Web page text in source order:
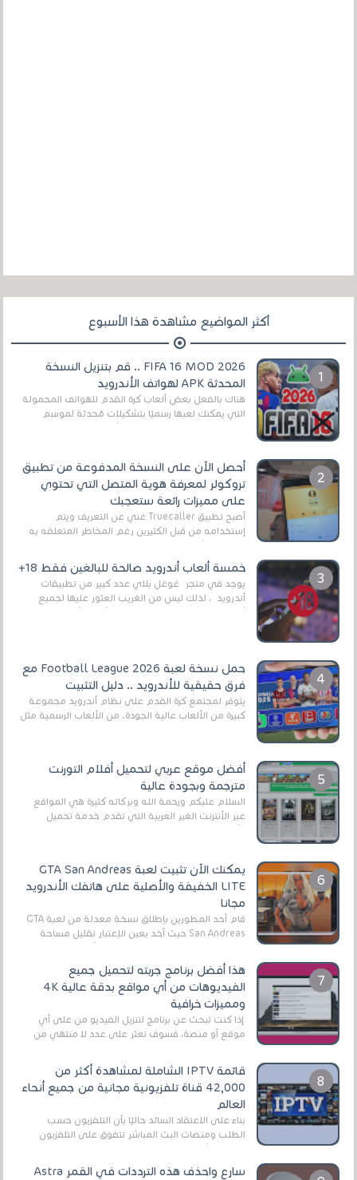
أكثر المواضيع مشاهدة هذا الأسبوع
FIFA 16 MOD 2026 .. قم بتنزيل النسخة
المحدثة APK لهواتف الأندرويد
هناك بالفعل بعض ألعاب كرة القدم للهواتف المحمولة
التي يمكنك لعبها رسميًا بتشكيلات مُحدثة لموسم
أحصل الآن على النسخة المدفوعة من تطبيق
تروكولر لمعرفة هوية المتصل التي تحتوي
على مميزات رائعة ستعجبك
أصبح تطبيق Truecaller غني عن التعريف ويتم
إستخدامه من قبل الكثيرين رغم المخاطر المتعلقه به
خمسة ألعاب أندرويد صالحة للبالغين فقط 18+
يوجد في متجر غوغل بلاي عدد كبير من تطبيقات
أندرويد ، لذلك ليس من الغريب العثور عليها لجميع
حمل نسخة لعبة Football League 2026 مع
فرق حقيقية للأندرويد .. دليل التثبيت
يتوفر لمجتمع كرة القدم على نظام أندرويد مجموعة
كبيرة من الألعاب عالية الجودة. من الألعاب الرسمية مثل
أفضل موقع عربي لتحميل أفلام التورنت
مترجمة وبجودة عالية
السلام عليكم ورحمة الله وبركاته كثيرة هي المواقع
عبر الأنترنت الغير العربية التي تقدم خدمة تحميل
يمكنك الآن تثبيت لعبة GTA San Andreas
LITE الخفيفة والأصلية على هاتفك الأندرويد
مجانا
قام أحد المطورين بإطلاق نسخة معدلة من لعبة GTA
San Andreas حيث أخد بعين الإعتبار تقليل مساحة
هذا أفضل برنامج جربته لتحميل جميع
الفيديوهات من أي مواقع بدقة عالية 4K
ومميزات خرافية
إذا كنت تبحث عن برنامج لتنزيل الفيديو من على أي
موقع أو منصة، فسوف تعثر على عدد لا منتهي من
قائمة IPTV الشاملة لمشاهدة أكثر من
42,000 قناة تلفزيونية مجانية من جميع أنحاء
العالم
بناءً على الاعتقاد السائد حاليًا بأن التلفزيون حسب
الطلب ومنصات البث المباشر تتفوق على التلفزيون
سارع واحذف هذه الترددات في القمر Astra